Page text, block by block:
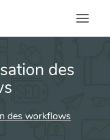
des
des workflows